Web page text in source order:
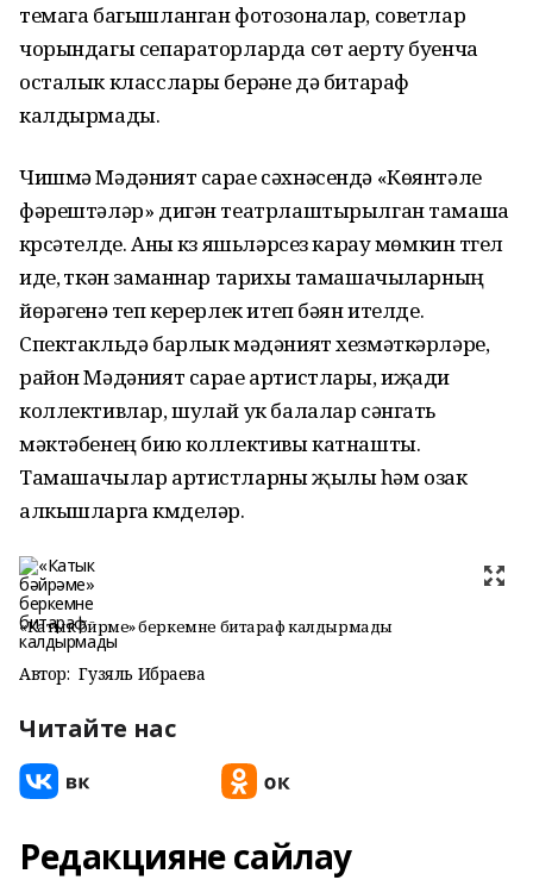
темага багышланган фотозоналар, советлар
чорындагы сепараторларда сөт аерту буенча
осталык класслары берәүне дә битараф
калдырмады.
Чишмә Мәдәният сарае сәхнәсендә «Көянтәле
фәрештәләр» дигән театрлаштырылган тамаша
күрсәтелде. Аны күз яшьләрсез карау мөмкин түгел
иде, үткән заманнар тарихы тамашачыларның
йөрәгенә үтеп керерлек итеп бәян ителде.
Спектакльдә барлык мәдәният хезмәткәрләре,
район Мәдәният сарае артистлары, иҗади
коллективлар, шулай ук балалар сәнгать
мәктәбенең бию коллективы катнашты.
Тамашачылар артистларны җылы һәм озак
алкышларга күмделәр.
«Катык бәйрәме» беркемне битараф калдырмады
Автор: Гузяль Ибраева
Читайте нас
Редакцияне сайлау